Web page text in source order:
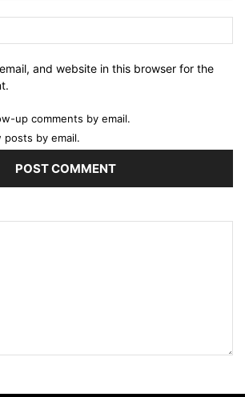
and website in this browser for the
up comments by email.
by email.